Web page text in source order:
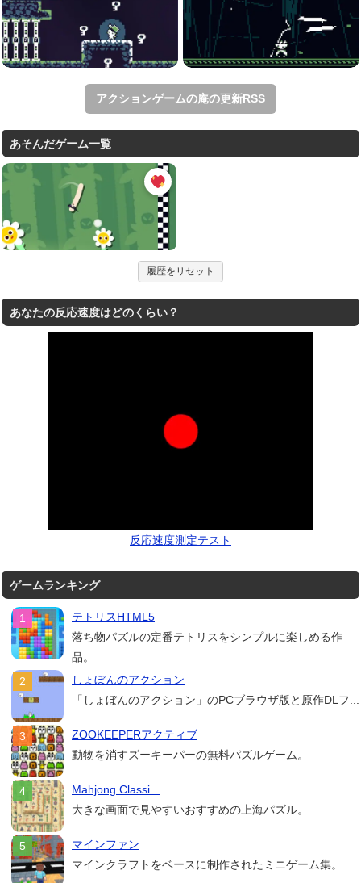
アクションゲームの庵の更新RSS
あそんだゲーム一覧
履歴をリセット
あなたの反応速度はどのくらい？
反応速度測定テスト
ゲームランキング
テトリスHTML5
落ち物パズルの定番テトリスをシンプルに楽しめる作
品。
しょぼんのアクション
「しょぼんのアクション」のPCブラウザ版と原作DLフ...
ZOOKEEPERアクティブ
動物を消すズーキーパーの無料パズルゲーム。
Mahjong Classi...
大きな画面で見やすいおすすめの上海パズル。
マインファン
マインクラフトをベースに制作されたミニゲーム集。